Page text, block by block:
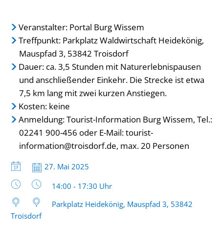
Veranstalter: Portal Burg Wissem
Treffpunkt: Parkplatz Waldwirtschaft Heidekönig,
Mauspfad 3, 53842 Troisdorf
Dauer: ca. 3,5 Stunden mit Naturerlebnispausen
und anschließender Einkehr. Die Strecke ist etwa
7,5 km lang mit zwei kurzen Anstiegen.
Kosten: keine
Anmeldung: Tourist-Information Burg Wissem, Tel.:
02241 900-456 oder E-Mail: tourist-
information@troisdorf.de, max. 20 Personen
Datum:
27. Mai 2025
Uhrzeit:
14:00 - 17:30 Uhr
Parkplatz Heidekönig, Mauspfad 3, 53842
Troisdorf